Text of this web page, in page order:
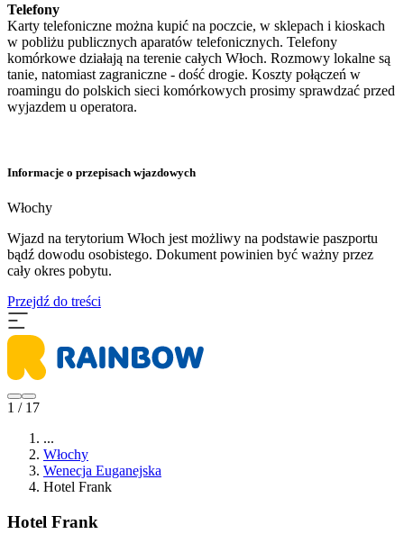
Telefony
Karty telefoniczne można kupić na poczcie, w sklepach i kioskach
w pobliżu publicznych aparatów telefonicznych. Telefony
komórkowe działają na terenie całych Włoch. Rozmowy lokalne są
tanie, natomiast zagraniczne - dość drogie. Koszty połączeń w
roamingu do polskich sieci komórkowych prosimy sprawdzać przed
wyjazdem u operatora.
Informacje o przepisach wjazdowych
Włochy
Wjazd na terytorium Włoch jest możliwy na podstawie paszportu
bądź dowodu osobistego. Dokument powinien być ważny przez
cały okres pobytu.
Przejdź do treści
1 / 17
...
Włochy
Wenecja Euganejska
Hotel Frank
Hotel Frank